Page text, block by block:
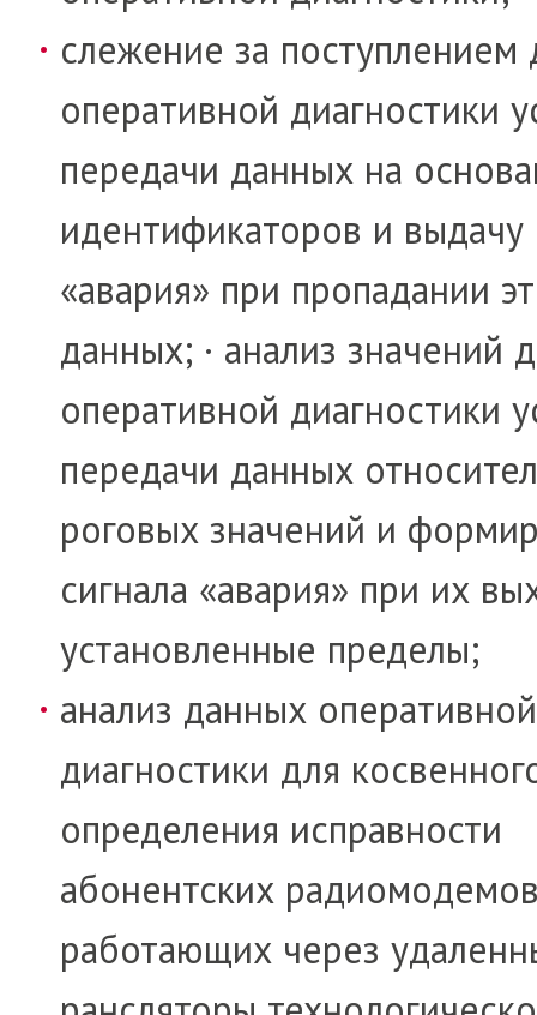
слежение за поступлением
оператив­ной диагностики
пе­ре­дачи дан­ных на
идентифи­каторов и выдачу
«авария» при про­па­да­нии
данных; · анализ значений
опера­ти­в­ной диаг­но­с­тики
пе­ре­дачи дан­ных
роговых значений и
сиг­на­ла «ава­рия» при их
установленные пределы;
анализ данных оперативной
диагности­ки для
определения исправности
абонентских
работающих через